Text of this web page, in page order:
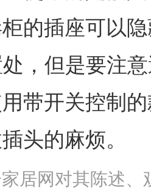
的插座可以
，但是要注
带开关控制
头的麻烦。
居网对其陈述、